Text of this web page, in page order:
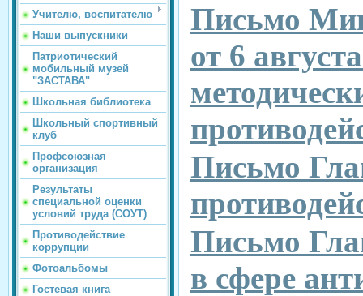
Учителю, воспитателю
Наши выпускники
Патриотический
мобильный музей
"ЗАСТАВА"
Школьная библиотека
Школьный спортивный
клуб
Профсоюзная
организация
Результаты
специальной оценки
условий труда (СОУТ)
Противодействие
коррупции
Фотоальбомы
Гостевая книга
Письмо
от 6
Письмо
Письмо
в сфере